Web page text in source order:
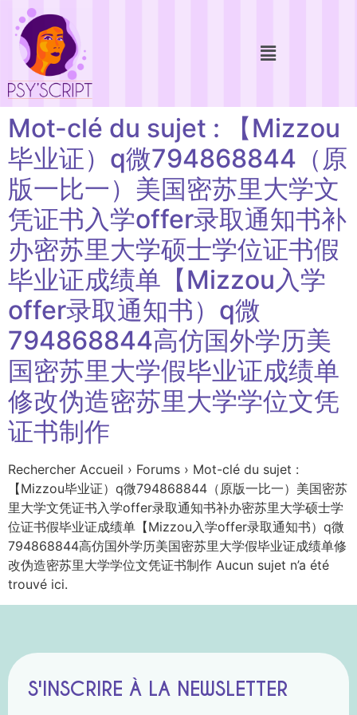
Mot-clé du sujet : 【Mizzou
毕业证）q微794868844（原
版一比一）美国密苏里大学文
凭证书入学offer录取通知书补
办密苏里大学硕士学位证书假
毕业证成绩单【Mizzou入学
offer录取通知书）q微
794868844高仿国外学历美
国密苏里大学假毕业证成绩单
修改伪造密苏里大学学位文凭
证书制作
Rechercher Accueil › Forums › Mot-clé du sujet :
【Mizzou毕业证）q微794868844（原版一比一）美国密苏
里大学文凭证书入学offer录取通知书补办密苏里大学硕士学
位证书假毕业证成绩单【Mizzou入学offer录取通知书）q微
794868844高仿国外学历美国密苏里大学假毕业证成绩单修
改伪造密苏里大学学位文凭证书制作 Aucun sujet n’a été
trouvé ici.
S'INSCRIRE À LA NEWSLETTER